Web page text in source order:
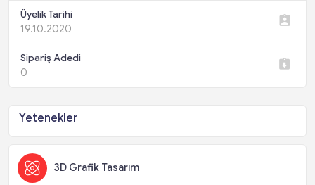
Üyelik Tarihi
19.10.2020
Sipariş Adedi
0
Yetenekler
3D Grafik Tasarım